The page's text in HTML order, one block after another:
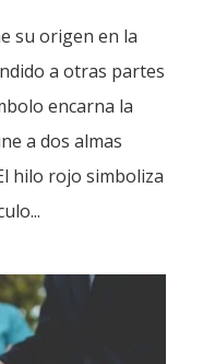
su origen en la
a otras partes
encarna la
a dos almas
hilo rojo simboliza